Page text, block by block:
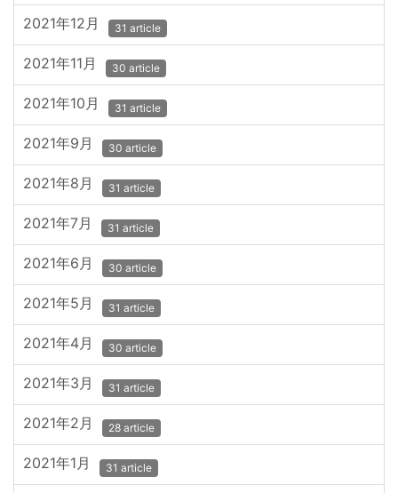
2021年12月 31 article
2021年11月 30 article
2021年10月 31 article
2021年9月 30 article
2021年8月 31 article
2021年7月 31 article
2021年6月 30 article
2021年5月 31 article
2021年4月 30 article
2021年3月 31 article
2021年2月 28 article
2021年1月 31 article